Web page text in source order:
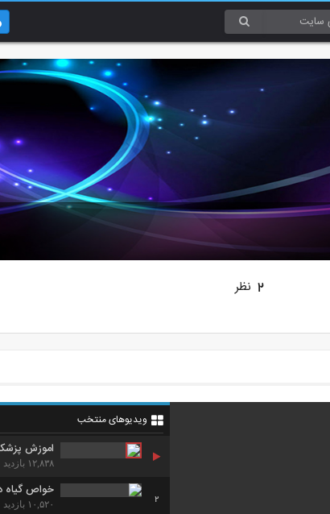
2 نظر
ویدیوهای منتخب
اموزش
۱۲,۸۳۸ بازدید
2
خواص گیاه
۱۰,۵۲۰ بازدید